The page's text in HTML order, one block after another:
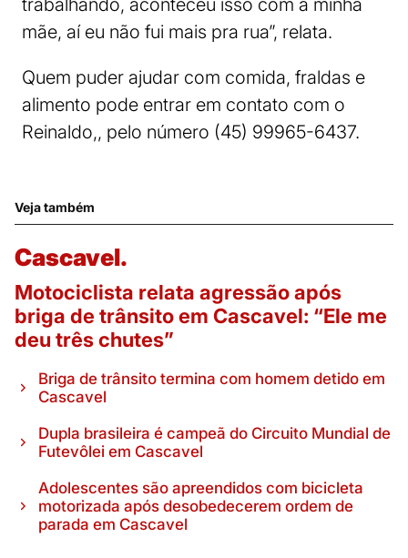
trabalhando, aconteceu isso com a minha
mãe, aí eu não fui mais pra rua”, relata.
Quem puder ajudar com comida, fraldas e
alimento pode entrar em contato com o
Reinaldo,, pelo número (45) 99965-6437.
Veja também
Cascavel.
Motociclista relata agressão após
briga de trânsito em Cascavel: “Ele me
deu três chutes”
Briga de trânsito termina com homem detido em
Cascavel
Dupla brasileira é campeã do Circuito Mundial de
Futevôlei em Cascavel
Adolescentes são apreendidos com bicicleta
motorizada após desobedecerem ordem de
parada em Cascavel